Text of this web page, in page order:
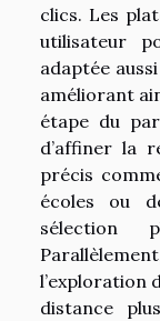
clics. Les
utilisateur
adaptée
améliorant
étape du
d’affiner la
précis
écoles ou
sélection
l’exploration
distance